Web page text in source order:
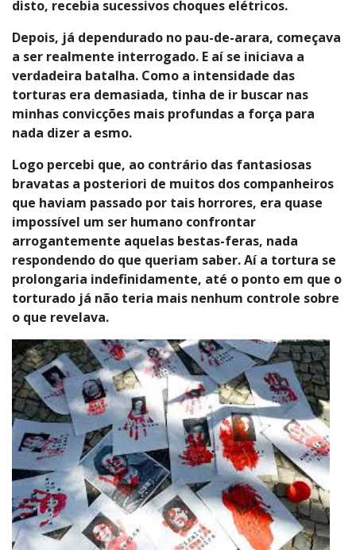
disto, recebia sucessivos choques elétricos.
Depois, já dependurado no pau-de-arara, começava
a ser realmente interrogado. E aí se iniciava a
verdadeira batalha. Como a intensidade das
torturas era demasiada, tinha de ir buscar nas
minhas convicções mais profundas a força para
nada dizer a esmo.
Logo percebi que, ao contrário das fantasiosas
bravatas a posteriori de muitos dos companheiros
que haviam passado por tais horrores, era quase
impossível um ser humano confrontar
arrogantemente aquelas bestas-feras, nada
respondendo do que queriam saber. Aí a tortura se
prolongaria indefinidamente, até o ponto em que o
torturado já não teria mais nenhum controle sobre
o que revelava.